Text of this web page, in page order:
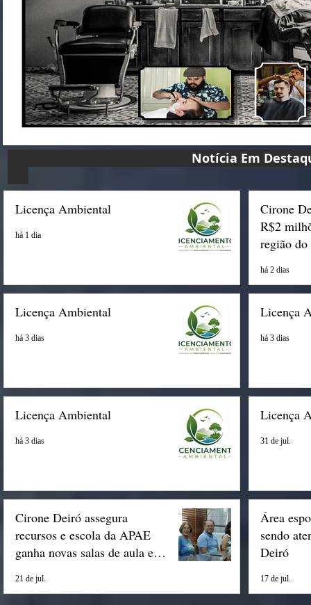
Notícia Em
Licença Ambiental
há 1 dia
Cirone
R$2
região do
há 2 dias
Licença Ambiental
há 3 dias
Licença
há 3 dias
Licença Ambiental
há 3 dias
Licença
31 de jul.
Cirone Deiró assegura
recursos e escola da APAE
ganha novas salas de aula em
21 de jul.
Área
sendo
Deiró
17 de jul.